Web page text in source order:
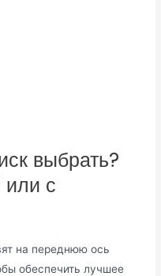
выбрать?
с
на переднюю ось
обеспечить лучшее